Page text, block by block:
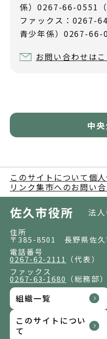
係）0267-66-0551（
ファックス：0267-
青少年係）0267-66-
お問い合わせは
中
このサイトについて 個
リンク集市へのお問い
佐久市役所 法
住所
〒385-8501 長野県佐久
電話番号
0267-62-2111
（代表）
ファックス
0267-63-1680 （総務部）
組織一覧
このサイトについ
て